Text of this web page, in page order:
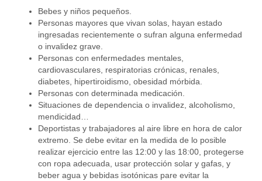
Bebes y niños pequeños.
Personas mayores que vivan solas, hayan estado
ingresadas recientemente o sufran alguna enfermedad
o invalidez grave.
Personas con enfermedades mentales,
cardiovasculares, respiratorias crónicas, renales,
diabetes, hipertiroidismo, obesidad mórbida.
Personas con determinada medicación.
Situaciones de dependencia o invalidez, alcoholismo,
mendicidad…
Deportistas y trabajadores al aire libre en hora de calor
extremo. Se debe evitar en la medida de lo posible
realizar ejercicio entre las 12:00 y las 18:00, protegerse
con ropa adecuada, usar protección solar y gafas, y
beber agua y bebidas isotónicas pare evitar la